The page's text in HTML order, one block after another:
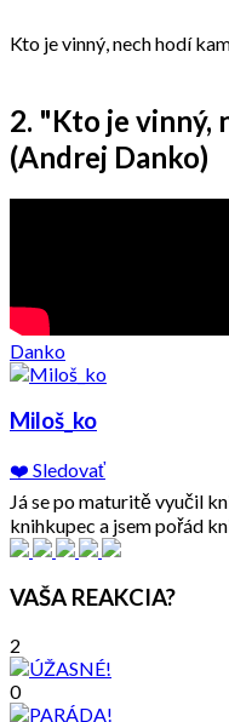
Kto je vinný, nech hodí
2. "Kto je vinný,
(Andrej Danko)
Danko
Miloš_ko
❤️ Sledovať
Já se po maturitě vyučil
knihkupec a jsem pořád
VAŠA REAKCIA?
2
0